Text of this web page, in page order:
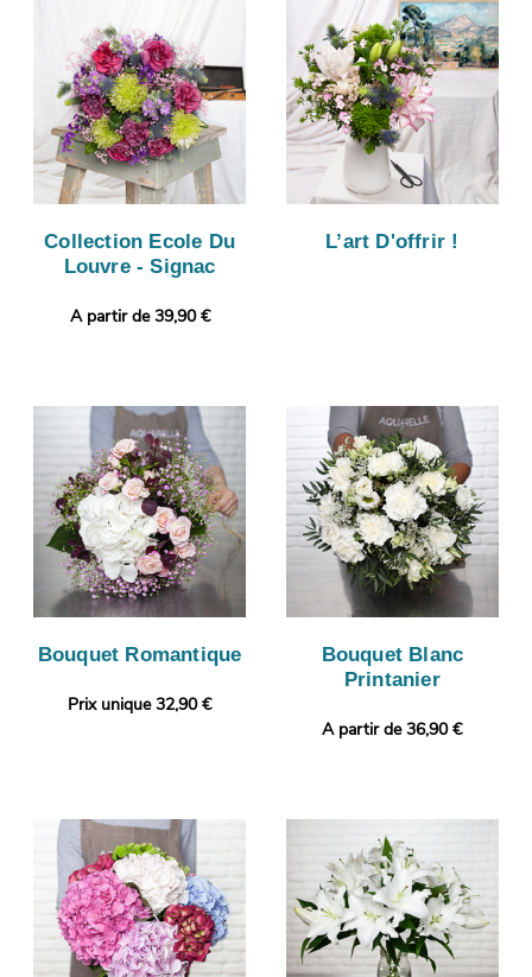
Collection Ecole Du
Louvre - Signac
A partir de 39,90 €
L’art D'offrir !
Bouquet Romantique
Prix unique 32,90 €
Bouquet Blanc
Printanier
A partir de 36,90 €